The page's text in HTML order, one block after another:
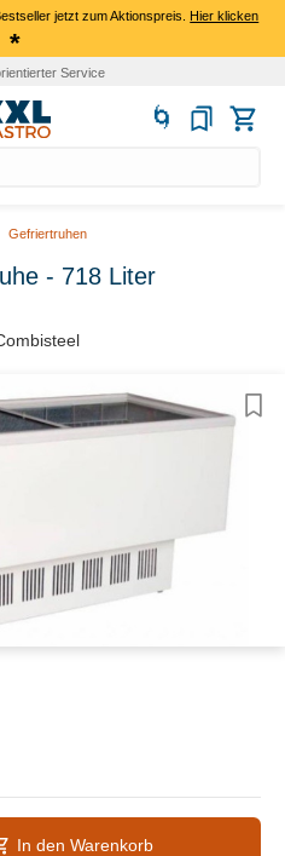
jetzt zum Aktionspreis.Hier klicken
*
Service
Gefriertruhen
- 718 Liter
In den Warenkorb